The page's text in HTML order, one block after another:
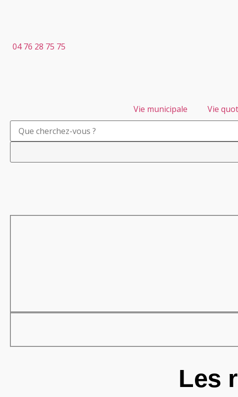
04 76 28 75 75
Vie municipale Vie
Les